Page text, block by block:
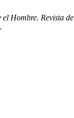
Hombre. Revista